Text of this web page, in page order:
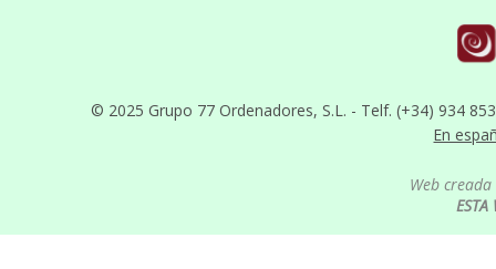
© 2025 Grupo 77 Ordenadores, S.L. - Telf. (+34) 934
En
Web
ESTA